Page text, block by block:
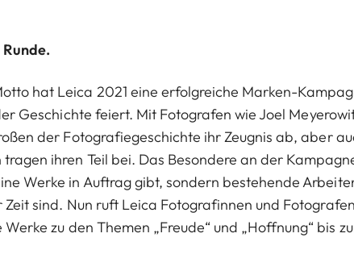
hat Leica 2021 eine erfolgreiche Marken-
Geschichte feiert. Mit Fotografen wie Joel
der Fotografiegeschichte ihr Zeugnis ab, aber
ihren Teil bei. Das Besondere an der
Werke in Auftrag gibt, sondern bestehende
sind. Nun ruft Leica Fotografinnen und Fotografen
zu den Themen „Freude“ und „Hoffnung“ bis